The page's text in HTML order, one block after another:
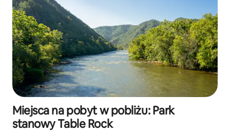
Miejsca na pobyt w pobliżu: Park
stanowy Table Rock